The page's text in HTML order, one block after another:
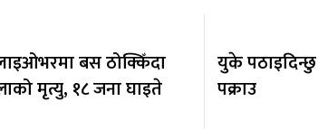
बस ठोक्किँदा
मृत्यु, १८ जना घाइते
युके पठाइदिन्छु
पक्राउ